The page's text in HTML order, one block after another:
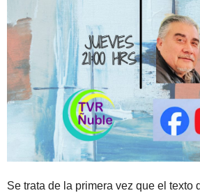
Se trata de la primera vez que el texto